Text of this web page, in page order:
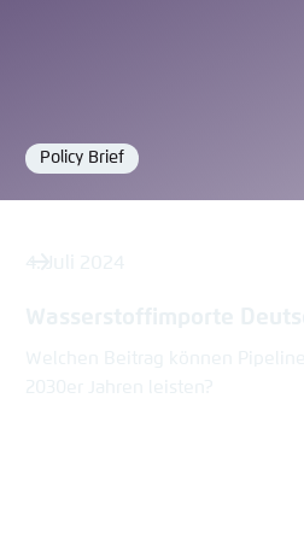
Format
Policy Brief